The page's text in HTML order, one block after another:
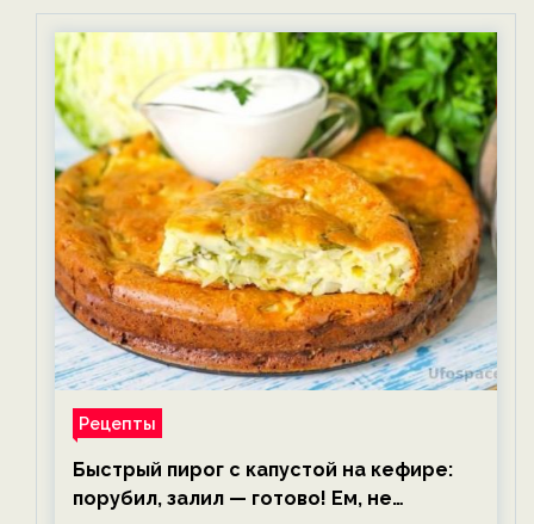
Рецепты
Быстрый пирог с капустой на кефире:
порубил, залил — готово! Ем, не